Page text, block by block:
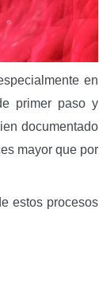
en
primer paso y
documentado
mayor que por
estos procesos